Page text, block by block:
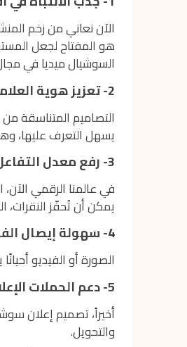
الآن نعاني من زخم
هو المفتاح لجعل
السوشيال ميديا في
2- تعزيز هوية العلامة التجارية
التصاميم المتناسقة
يسهل التعرف عليها،
3- رفع معدل التفاعل والمشاركة
في عالمنا الرقمي
يمكن أن تُحفّز النقرات،
4- سهولة إيصال الفكرة
الصورة أو الفيديو
5- دعم الحملات الإعلانية المدفوعة
أخيراً، تصميم إعلان
والتحويل.